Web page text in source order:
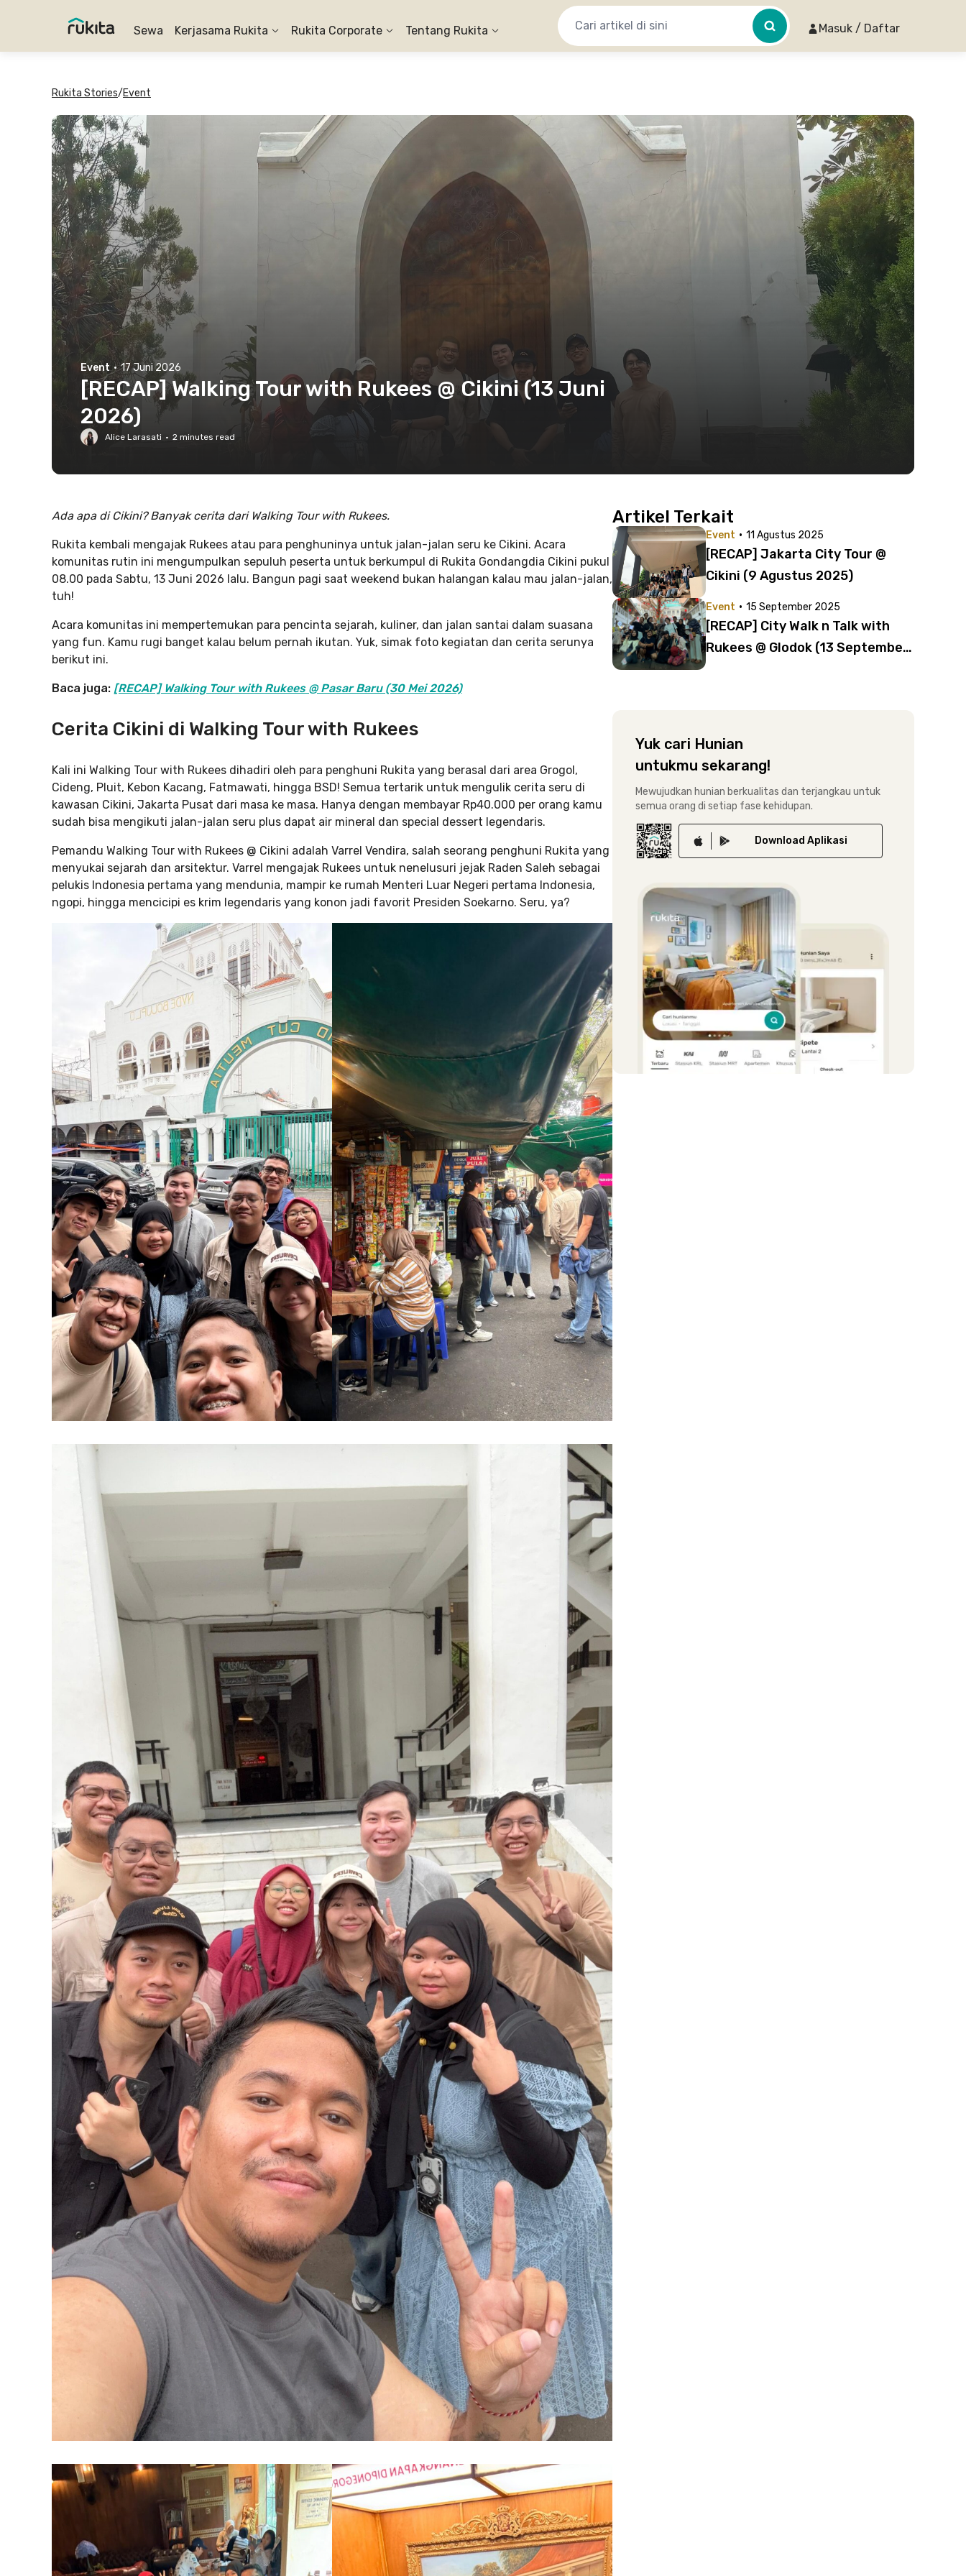
Sewa Kerjasama Rukita Rukita Corporate Tentang Rukita Masuk / Daftar
Rukita Stories/Event
Event · 17 Juni 2026
[RECAP] Walking Tour with Rukees @ Cikini (13 Juni
2026)
Alice Larasati · 2 minutes read
Ada apa di Cikini? Banyak cerita dari Walking Tour with Rukees.
Rukita kembali mengajak Rukees atau para penghuninya untuk jalan-jalan seru ke Cikini. Acara
komunitas rutin ini mengumpulkan sepuluh peserta untuk berkumpul di Rukita Gondangdia Cikini pukul
08.00 pada Sabtu, 13 Juni 2026 lalu. Bangun pagi saat weekend bukan halangan kalau mau jalan-jalan,
tuh!
Acara komunitas ini mempertemukan para pencinta sejarah, kuliner, dan jalan santai dalam suasana
yang fun. Kamu rugi banget kalau belum pernah ikutan. Yuk, simak foto kegiatan dan cerita serunya
berikut ini.
Baca juga: [RECAP] Walking Tour with Rukees @ Pasar Baru (30 Mei 2026)
Cerita Cikini di Walking Tour with Rukees
Kali ini Walking Tour with Rukees dihadiri oleh para penghuni Rukita yang berasal dari area Grogol,
Cideng, Pluit, Kebon Kacang, Fatmawati, hingga BSD! Semua tertarik untuk mengulik cerita seru di
kawasan Cikini, Jakarta Pusat dari masa ke masa. Hanya dengan membayar Rp40.000 per orang kamu
sudah bisa mengikuti jalan-jalan seru plus dapat air mineral dan special dessert legendaris.
Pemandu Walking Tour with Rukees @ Cikini adalah Varrel Vendira, salah seorang penghuni Rukita yang
menyukai sejarah dan arsitektur. Varrel mengajak Rukees untuk nenelusuri jejak Raden Saleh sebagai
pelukis Indonesia pertama yang mendunia, mampir ke rumah Menteri Luar Negeri pertama Indonesia,
ngopi, hingga mencicipi es krim legendaris yang konon jadi favorit Presiden Soekarno. Seru, ya?
Artikel Terkait
Event · 11 Agustus 2025
[RECAP] Jakarta City Tour @
Cikini (9 Agustus 2025)
Event · 15 September 2025
[RECAP] City Walk n Talk with
Rukees @ Glodok (13 September
Yuk cari Hunian
untukmu sekarang!
Mewujudkan hunian berkualitas dan terjangkau untuk
semua orang di setiap fase kehidupan.
Download Aplikasi